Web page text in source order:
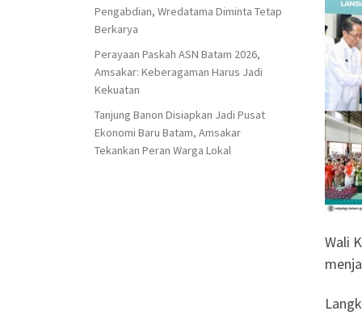
Wali
Pengabdian, Wredatama Diminta Tetap
Berkarya
Perayaan Paskah ASN Batam 2026,
Amsakar: Keberagaman Harus Jadi
Kekuatan
Tanjung Banon Disiapkan Jadi Pusat
Ekonomi Baru Batam, Amsakar
Tekankan Peran Warga Lokal